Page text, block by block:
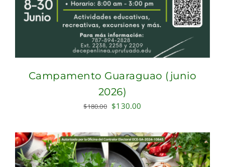
Campamento Guaraguao (junio
2026)
$180.00 Original
was:
$180.00.
$130.00
is:
$130.00.